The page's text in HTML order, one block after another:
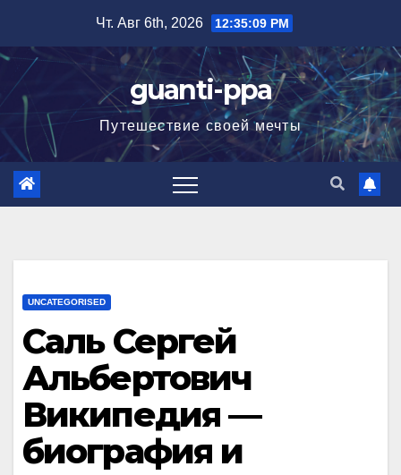
содержимому
Чт. Авг 6th, 2026 12:35:10 PM
guanti-ppa
Путешествие своей мечты
UNCATEGORISED
Саль Сергей
Альбертович
Википедия —
биография и